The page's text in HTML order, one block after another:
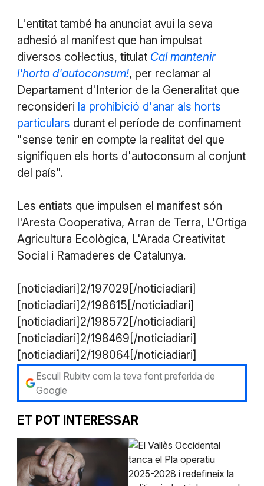
L'entitat també ha anunciat avui la seva
adhesió al manifest que han impulsat
diversos col·lectius, titulat Cal mantenir
l'horta d'autoconsum!, per reclamar al
Departament d'Interior de la Generalitat que
reconsideri la prohibició d'anar als horts
particulars durant el període de confinament
"sense tenir en compte la realitat del que
signifiquen els horts d'autoconsum al conjunt
del país".
Les entiats que impulsen el manifest són
l'Aresta Cooperativa, Arran de Terra, L'Ortiga
Agricultura Ecològica, L'Arada Creativitat
Social i Ramaderes de Catalunya.
[noticiadiari]2/197029[/noticiadiari]
[noticiadiari]2/198615[/noticiadiari]
​[noticiadiari]2/198572[/noticiadiari]
[noticiadiari]2/198469[/noticiadiari]
[noticiadiari]2/198064[/noticiadiari]
Escull Rubitv com la teva font preferida de
Google
ET POT INTERESSAR